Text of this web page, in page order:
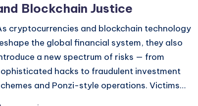
Blockchain Justice
cryptocurrencies and blockchain technology
the global financial system, they also
a new spectrum of risks — from
hacks to fraudulent investment
and Ponzi-style operations. Victims…